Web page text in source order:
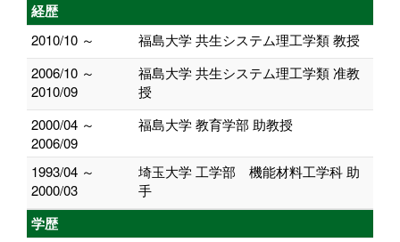
経歴
2010/10 ～
福島大学 共生システム理工学類 教授
2006/10 ～
2010/09
福島大学 共生システム理工学類 准教
授
2000/04 ～
2006/09
福島大学 教育学部 助教授
1993/04 ～
2000/03
埼玉大学 工学部 機能材料工学科 助
手
学歴